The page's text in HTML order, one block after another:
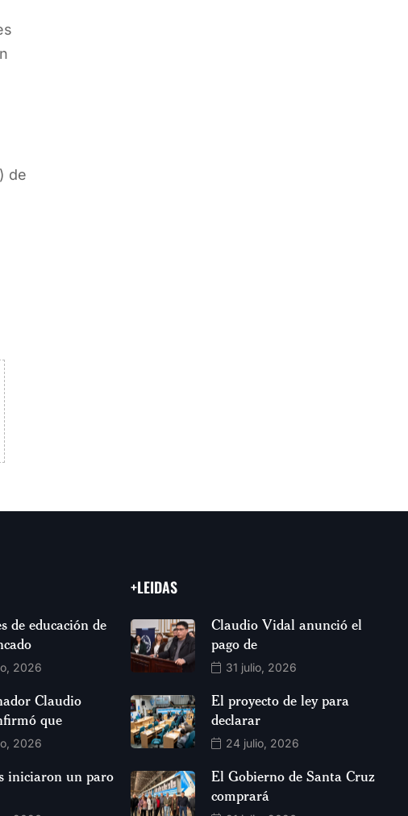
de
de educación de
2026
Claudio
que
2026
iniciaron un paro
+LEIDAS
Claudio Vidal anunció el
pago de
31 julio, 2026
El proyecto de ley para
declarar
24 julio, 2026
El Gobierno de Santa Cruz
comprará